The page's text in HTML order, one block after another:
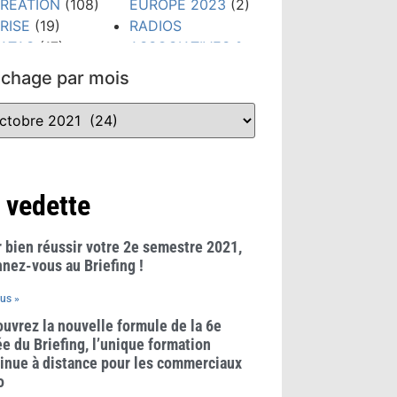
(108)
(19)
(17)
&
CLÉS
(148)
PRIX
RADIO
(10)
EUROPE 2023 (2)
RADIOS
ASSOCIATIVES &
TENDANCES(481)
WEBINAIRE
par mois
vedette
bien réussir votre 2e semestre 2021,
vous au Briefing !
»
la nouvelle formule de la 6e
du Briefing, l’unique formation
à distance pour les commerciaux